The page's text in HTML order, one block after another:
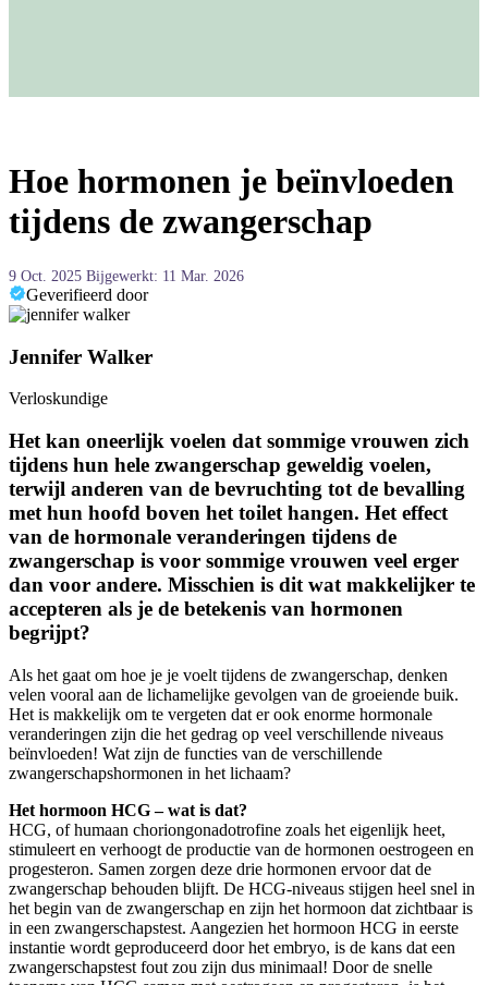
Hoe hormonen je beïnvloeden
tijdens de zwangerschap
9 Oct. 2025 Bijgewerkt: 11 Mar. 2026
Geverifieerd door
Jennifer Walker
Verloskundige
Het kan oneerlijk voelen dat sommige vrouwen zich
tijdens hun hele zwangerschap geweldig voelen,
terwijl anderen van de bevruchting tot de bevalling
met hun hoofd boven het toilet hangen. Het effect
van de hormonale veranderingen tijdens de
zwangerschap is voor sommige vrouwen veel erger
dan voor andere. Misschien is dit wat makkelijker te
accepteren als je de betekenis van hormonen
begrijpt?
Als het gaat om hoe je je voelt tijdens de zwangerschap, denken
velen vooral aan de lichamelijke gevolgen van de groeiende buik.
Het is makkelijk om te vergeten dat er ook enorme hormonale
veranderingen zijn die het gedrag op veel verschillende niveaus
beïnvloeden! Wat zijn de functies van de verschillende
zwangerschapshormonen in het lichaam?
Het hormoon HCG – wat is dat?
HCG, of humaan choriongonadotrofine zoals het eigenlijk heet,
stimuleert en verhoogt de productie van de hormonen oestrogeen en
progesteron. Samen zorgen deze drie hormonen ervoor dat de
zwangerschap behouden blijft. De HCG-niveaus stijgen heel snel in
het begin van de zwangerschap en zijn het hormoon dat zichtbaar is
in een zwangerschapstest. Aangezien het hormoon HCG in eerste
instantie wordt geproduceerd door het embryo, is de kans dat een
zwangerschapstest fout zou zijn dus minimaal! Door de snelle